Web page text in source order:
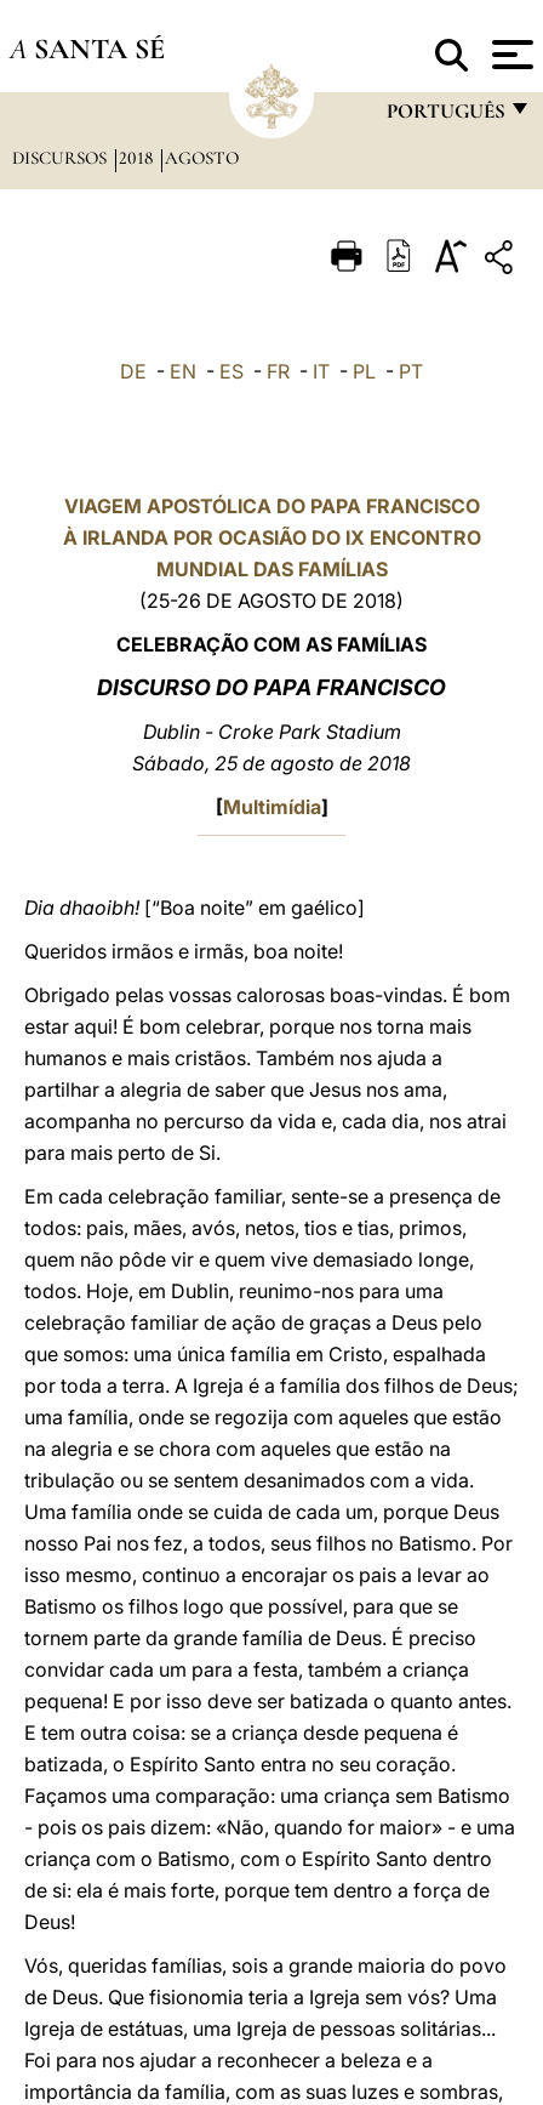
A SANTA SÉ
PORTUGUÊS
ITALIANO
中文
LATINE
DISCURSOS 2018 AGOSTO
DE - EN - ES - FR - IT - PL - PT
VIAGEM APOSTÓLICA DO PAPA FRANCISCO
À IRLANDA POR OCASIÃO DO IX ENCONTRO
MUNDIAL DAS FAMÍLIAS
(25-26 DE AGOSTO DE 2018)
CELEBRAÇÃO COM AS FAMÍLIAS
DISCURSO DO PAPA FRANCISCO
Dublin - Croke Park Stadium
Sábado, 25 de agosto de 2018
[Multimídia]
Dia dhaoibh! [“Boa noite” em gaélico]
Queridos irmãos e irmãs, boa noite!
Obrigado pelas vossas calorosas boas-vindas. É bom
estar aqui! É bom celebrar, porque nos torna mais
humanos e mais cristãos. Também nos ajuda a
partilhar a alegria de saber que Jesus nos ama,
acompanha no percurso da vida e, cada dia, nos atrai
para mais perto de Si.
Em cada celebração familiar, sente-se a presença de
todos: pais, mães, avós, netos, tios e tias, primos,
quem não pôde vir e quem vive demasiado longe,
todos. Hoje, em Dublin, reunimo-nos para uma
celebração familiar de ação de graças a Deus pelo
que somos: uma única família em Cristo, espalhada
por toda a terra. A Igreja é a família dos filhos de Deus;
uma família, onde se regozija com aqueles que estão
na alegria e se chora com aqueles que estão na
tribulação ou se sentem desanimados com a vida.
Uma família onde se cuida de cada um, porque Deus
nosso Pai nos fez, a todos, seus filhos no Batismo. Por
isso mesmo, continuo a encorajar os pais a levar ao
Batismo os filhos logo que possível, para que se
tornem parte da grande família de Deus. É preciso
convidar cada um para a festa, também a criança
pequena! E por isso deve ser batizada o quanto antes.
E tem outra coisa: se a criança desde pequena é
batizada, o Espírito Santo entra no seu coração.
Façamos uma comparação: uma criança sem Batismo
- pois os pais dizem: «Não, quando for maior» - e uma
criança com o Batismo, com o Espírito Santo dentro
de si: ela é mais forte, porque tem dentro a força de
Deus!
Vós, queridas famílias, sois a grande maioria do povo
de Deus. Que fisionomia teria a Igreja sem vós? Uma
Igreja de estátuas, uma Igreja de pessoas solitárias...
Foi para nos ajudar a reconhecer a beleza e a
importância da família, com as suas luzes e sombras,